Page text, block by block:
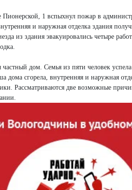
Пионерской, 1 вспыхнул пожар в
и наружная отделка здания
из здания эвакуировались четыре
частный дом. Семья из пяти человек
дома сгорела, внутренняя и наружная
Рассматриваются две возможные